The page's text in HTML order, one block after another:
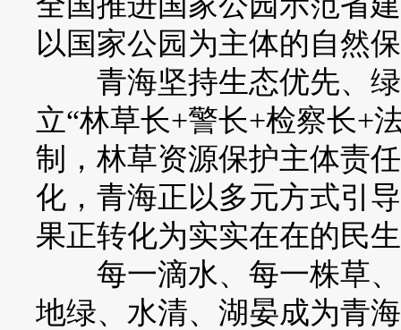
以国家公园为主体的自然
青海坚持生态优先、绿
立“林草长+警长+检察长+
制，林草资源保护主体责
化，青海正以多元方式引
果正转化为实实在在的民
每一滴水、每一株草、
地绿、水清、湖晏成为青